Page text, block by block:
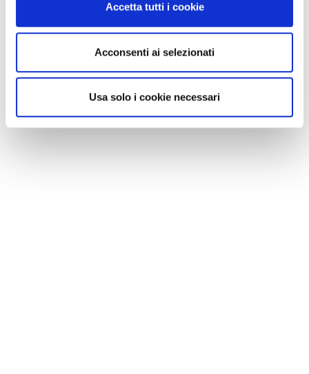
Accetta tutti i cookie
Acconsenti ai selezionati
Usa solo i cookie necessari